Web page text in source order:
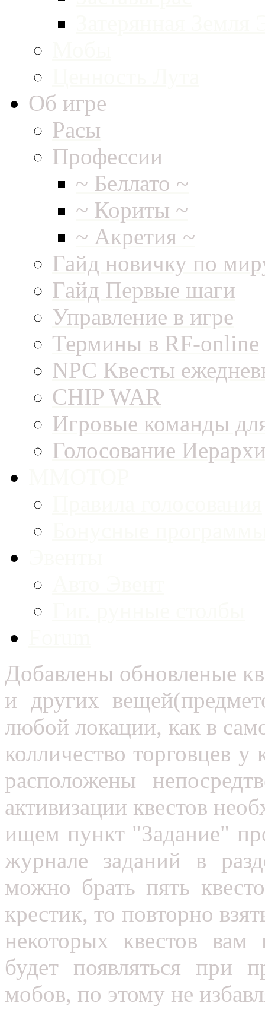
Об игре
Расы
Профессии
~ Беллато ~
~ Кориты ~
~ Акретия ~
Гайд новичку по
Гайд Первые шаги
Управление в игре
Термины в RF-online
NPC Квесты
CHIP WAR
Игровые команды
Голосование
Добавлены обновленые
и других
любой локации, как в
колличество торговцев
расположены
активизации квестов
ищем пункт "Задание"
журнале заданий в
можно брать пять
крестик, то повторно
некоторых квестов вам
будет появляться при
мобов, по этому не